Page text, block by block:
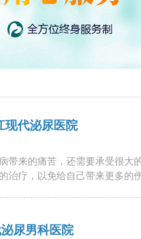
现代泌尿医院
带来的痛苦，还需要承受很大
治疗，以免给自己带来更多的
尿男科医院